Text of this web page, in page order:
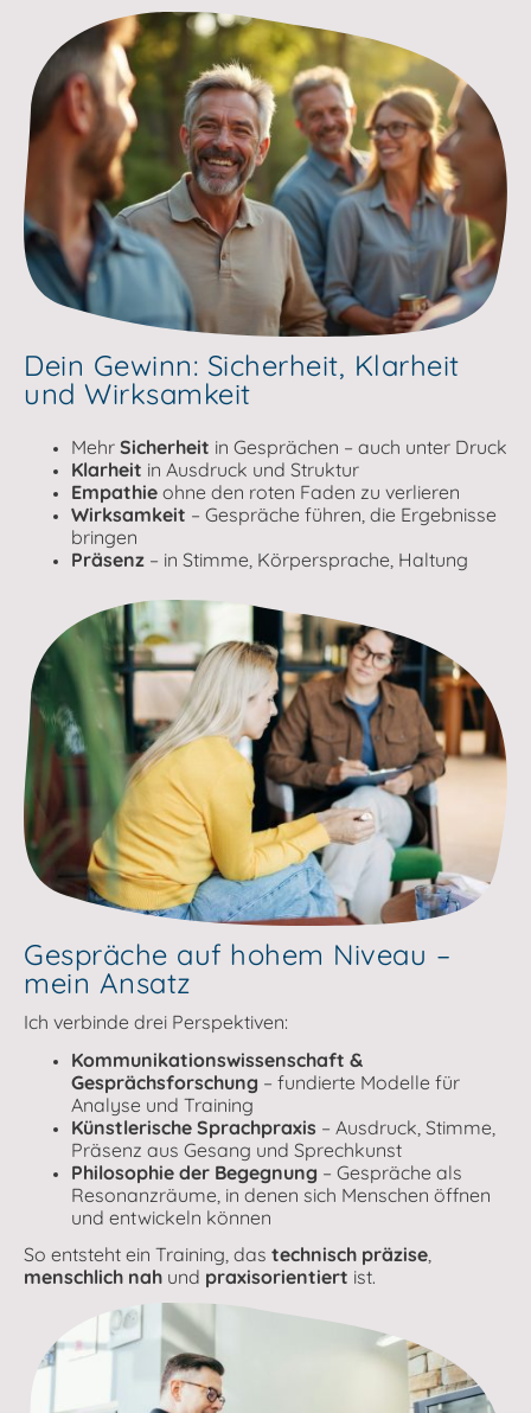
Dein Gewinn: Sicherheit, Klarheit
und Wirksamkeit
Mehr Sicherheit in Gesprächen – auch unter Druck
Klarheit in Ausdruck und Struktur
Empathie ohne den roten Faden zu verlieren
Wirksamkeit – Gespräche führen, die Ergebnisse
bringen
Präsenz – in Stimme, Körpersprache, Haltung
Gespräche auf hohem Niveau –
mein Ansatz
Ich verbinde drei Perspektiven:
Kommunikationswissenschaft &
Gesprächsforschung – fundierte Modelle für
Analyse und Training
Künstlerische Sprachpraxis – Ausdruck, Stimme,
Präsenz aus Gesang und Sprechkunst
Philosophie der Begegnung – Gespräche als
Resonanzräume, in denen sich Menschen öffnen
und entwickeln können
So entsteht ein Training, das technisch präzise
menschlich nah und praxisorientiert ist.